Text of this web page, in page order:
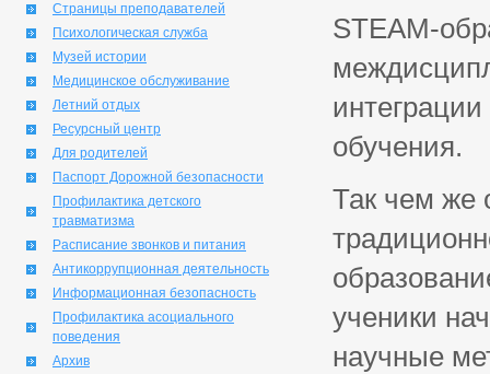
Страницы преподавателей
Психологическая служба
Музей истории
Медицинское обслуживание
Летний отдых
Ресурсный центр
Для родителей
Паспорт Дорожной безопасности
Профилактика детского
травматизма
Расписание звонков и питания
Антикоррупционная деятельность
Информационная безопасность
Профилактика асоциального
поведения
Архив
STEAM-
обучения.
Так чем же
ученики
научные